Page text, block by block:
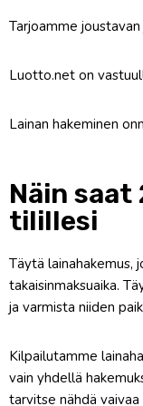
Tarjoamme
Luotto.net on
Lainan hakeminen
Näin
tilillesi
Täytä lainahakemus,
takaisinmaksuaika.
ja varmista niiden
Kilpailutamme
vain yhdellä
tarvitse nähdä